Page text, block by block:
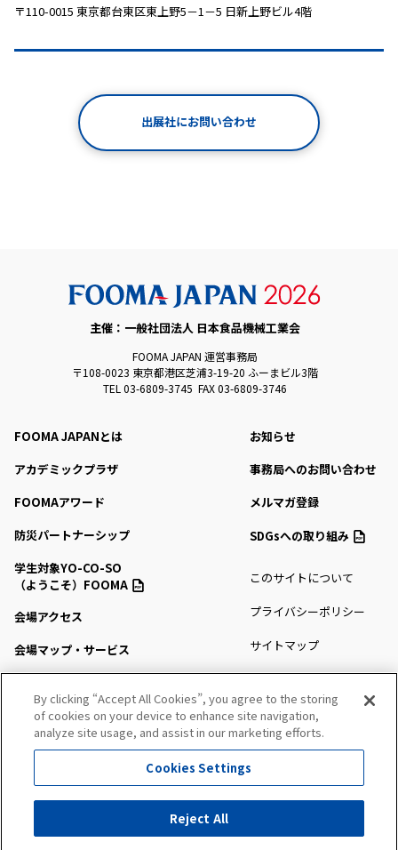
〒110-0015 東京都台東区東上野5－1－5 日新上野ビル4階
出展社にお問い合わせ
主催：一般社団法人 日本食品機械工業会
FOOMA JAPAN 運営事務局
〒108-0023 東京都港区芝浦3-19-20 ふーまビル3階
TEL 03-6809-3745 FAX 03-6809-3746
FOOMA JAPANとは
アカデミックプラザ
FOOMAアワード
防災パートナーシップ
学生対象YO-CO-SO
（ようこそ）FOOMA
会場アクセス
会場マップ・サービス
セミナー・シンポジウム
プレスルーム
お知らせ
事務局へのお問い合わせ
メルマガ登録
SDGsへの取り組み
このサイトについて
プライバシーポリシー
サイトマップ
By clicking “Accept All Cookies”, you agree to the storing
of cookies on your device to enhance site navigation,
analyze site usage, and assist in our marketing efforts.
Cookies Settings
Reject All